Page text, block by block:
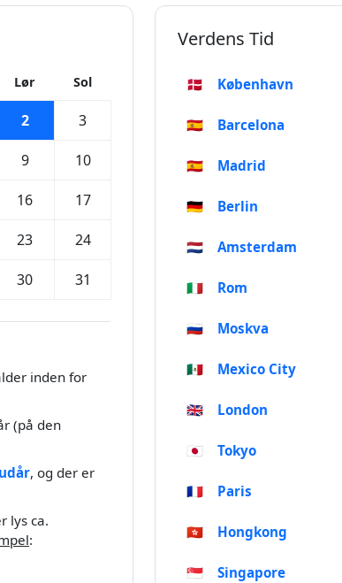
Lør Sol
2 3
9 10
16 17
23 24
30 31
inden for
(på den
, og der er
lys ca.
:
Verdens Tid
🇩🇰 København
🇪🇸 Barcelona
🇪🇸 Madrid
🇩🇪 Berlin
🇳🇱 Amsterdam
🇮🇹 Rom
🇷🇺 Moskva
🇲🇽 Mexico City
🇬🇧 London
🇯🇵 Tokyo
🇫🇷 Paris
🇭🇰 Hongkong
🇸🇬 Singapore